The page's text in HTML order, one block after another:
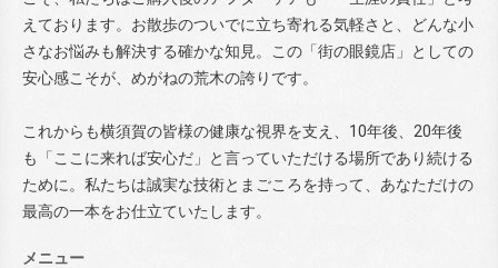
えております。お散歩のついでに立ち寄れる気軽さと、どんな小
さなお悩みも解決する確かな知見。この「街の眼鏡店」としての
安心感こそが、めがねの荒木の誇りです。
これからも横須賀の皆様の健康な視界を支え、10年後、20年後
も「ここに来れば安心だ」と言っていただける場所であり続ける
ために。私たちは誠実な技術とまごころを持って、あなただけの
最高の一本をお仕立ていたします。
メニュー